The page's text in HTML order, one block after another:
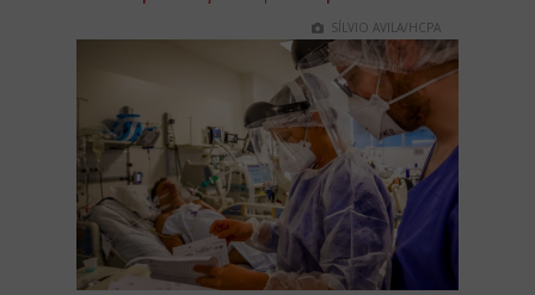
SÍLVIO AVILA/HCPA